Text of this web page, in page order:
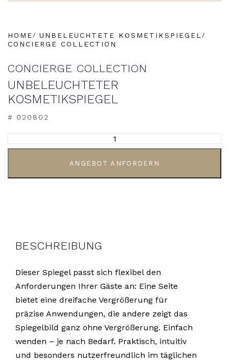
HOME
UNBELEUCHTETE KOSMETIKSPIEGEL
CONCIERGE COLLECTION
CONCIERGE COLLECTION
UNBELEUCHTETER
KOSMETIKSPIEGEL
# 020802
ANGEBOT ANFORDERN
BESCHREIBUNG
Dieser Spiegel passt sich flexibel den
Anforderungen Ihrer Gäste an: Eine Seite
bietet eine dreifache Vergrößerung für
präzise Anwendungen, die andere zeigt das
Spiegelbild ganz ohne Vergrößerung. Einfach
wenden – je nach Bedarf. Praktisch, intuitiv
und besonders nutzerfreundlich im täglichen